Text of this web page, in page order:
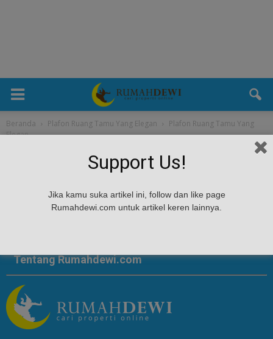
Beranda Plafon Ruang Tamu Yang Elegan
Plafon Ruang Tamu Yang
Elegan
Plafon Ruang Tamu Yang Elegan
Tentang Rumahdewi.com
Support Us!
Jika kamu suka artikel ini, follow dan like page
Rumahdewi.com untuk artikel keren lainnya.